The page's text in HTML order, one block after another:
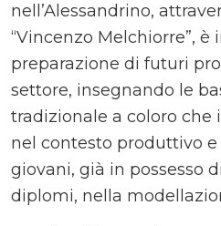
nell’Alessandrino,
“Vincenzo Melchiorre”,
preparazione di futuri
settore, insegnando le
tradizionale a coloro che
nel contesto produttivo
giovani, già in possesso
diplomi, nella